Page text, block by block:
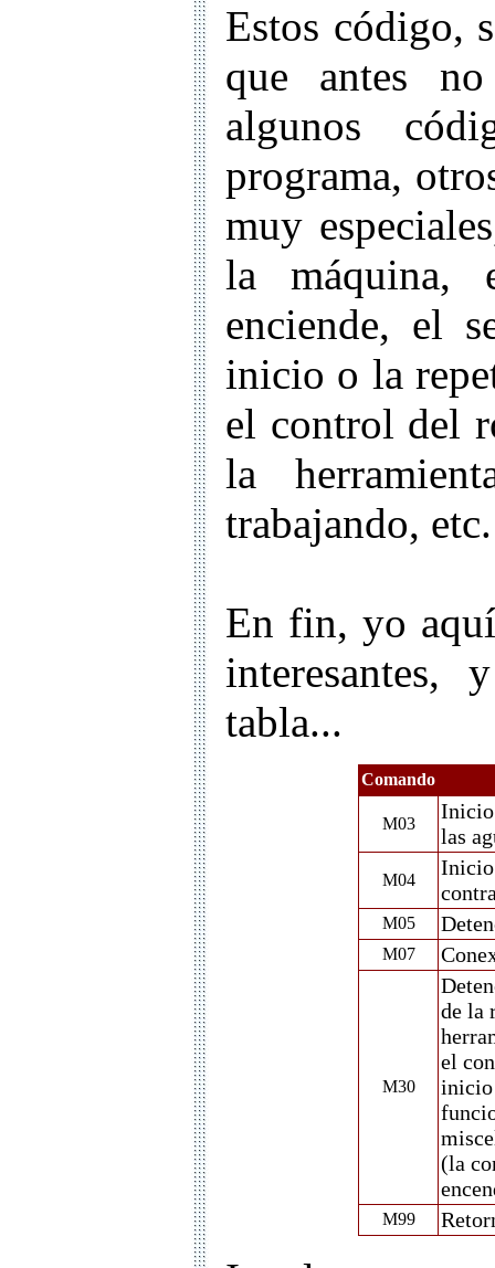
Estos código,
que antes
algunos
programa,
muy
la máquina,
enciende, el
inicio o la
el control del
la
trabajando, etc.
En fin, yo
interesantes,
tabla...
Comando
M03
Inicio
las
M04
Inicio
M05
M07
M30
de la
el
inicio
(la
M99